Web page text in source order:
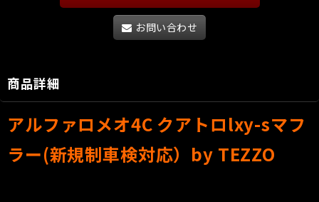
お問い合わせ
商品詳細
アルファロメオ4C クアトロlxy-sマフ
ラー(新規制車検対応）by TEZZO